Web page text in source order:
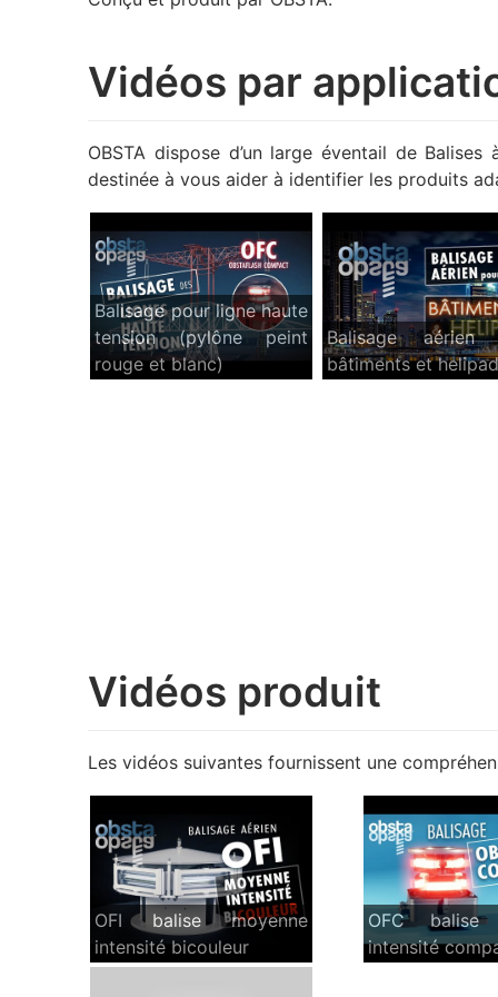
Vidéos par
OBSTA dispose d’un large éventail de
destinée à vous aider à identifier les produits
Balisage pour ligne haute
tension (pylône peint
rouge et blanc)
Balisage aérien
bâtiments et
Vidéos produit
Les vidéos suivantes fournissent une
OFI balise moyenne
intensité bicouleur
OFC balise
intensité